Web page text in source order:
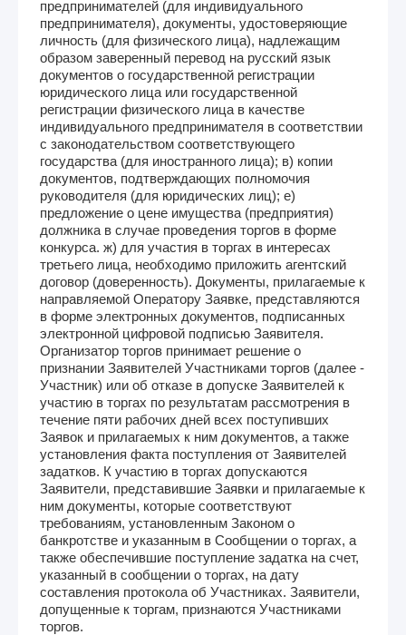
предпринимателей (для индивидуального
предпринимателя), документы, удостоверяющие
личность (для физического лица), надлежащим
образом заверенный перевод на русский язык
документов о государственной регистрации
юридического лица или государственной
регистрации физического лица в качестве
индивидуального предпринимателя в соответствии
с законодательством соответствующего
государства (для иностранного лица); в) копии
документов, подтверждающих полномочия
руководителя (для юридических лиц); е)
предложение о цене имущества (предприятия)
должника в случае проведения торгов в форме
конкурса. ж) для участия в торгах в интересах
третьего лица, необходимо приложить агентский
договор (доверенность). Документы, прилагаемые к
направляемой Оператору Заявке, представляются
в форме электронных документов, подписанных
электронной цифровой подписью Заявителя.
Организатор торгов принимает решение о
признании Заявителей Участниками торгов (далее -
Участник) или об отказе в допуске Заявителей к
участию в торгах по результатам рассмотрения в
течение пяти рабочих дней всех поступивших
Заявок и прилагаемых к ним документов, а также
установления факта поступления от Заявителей
задатков. К участию в торгах допускаются
Заявители, представившие Заявки и прилагаемые к
ним документы, которые соответствуют
требованиям, установленным Законом о
банкротстве и указанным в Сообщении о торгах, а
также обеспечившие поступление задатка на счет,
указанный в сообщении о торгах, на дату
составления протокола об Участниках. Заявители,
допущенные к торгам, признаются Участниками
торгов.